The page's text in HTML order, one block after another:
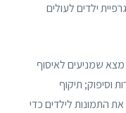
ילדים לעולים
דו"ח של הסנאט האמריקאי משנת 1986 מצא שמניעים לאיסוף
וסיפוק; תיקוף
התמונות לילדים כדי